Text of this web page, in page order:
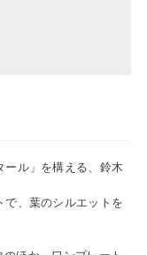
ール」を構える、鈴木
で、葉のシルエットを